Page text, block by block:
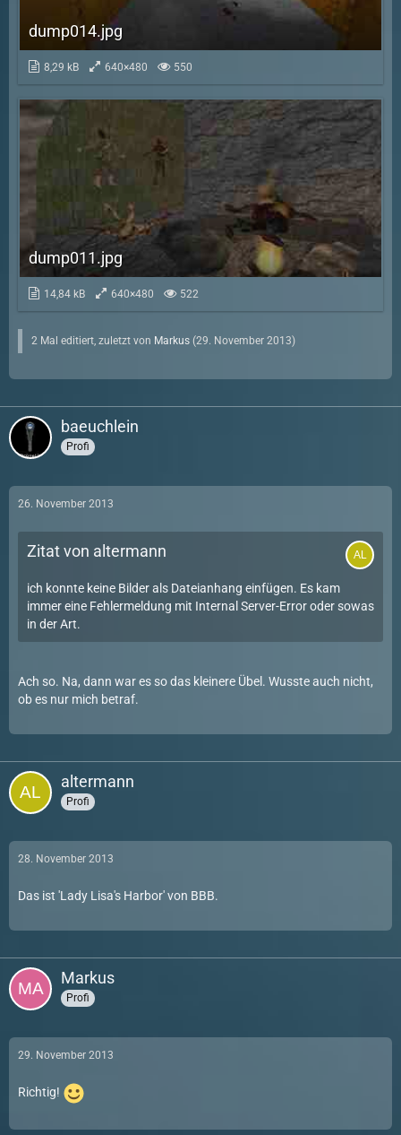
dump014.jpg
8,29 kB 640×480 550
dump011.jpg
14,84 kB 640×480 522
2 Mal editiert, zuletzt von Markus (29. November 2013)
baeuchlein
Profi
26. November 2013
Zitat von altermann
ich konnte keine Bilder als Dateianhang einfügen. Es kam
immer eine Fehlermeldung mit Internal Server-Error oder sowas
in der Art.
Ach so. Na, dann war es so das kleinere Übel. Wusste auch nicht,
ob es nur mich betraf.
altermann
Profi
28. November 2013
Das ist 'Lady Lisa's Harbor' von BBB.
Markus
Profi
29. November 2013
Richtig!